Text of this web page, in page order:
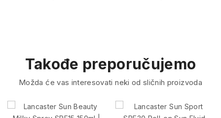
Takođe preporučujemo
Možda će vas interesovati neki od sličnih proizvoda